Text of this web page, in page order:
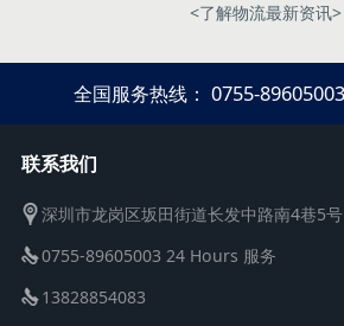
<了解物流最新资讯>
全国服务热线： 0755-89605003
联系我们
深圳市龙岗区坂田街道长发中路南4巷5
0755-89605003 24 Hours 服务
13828854083